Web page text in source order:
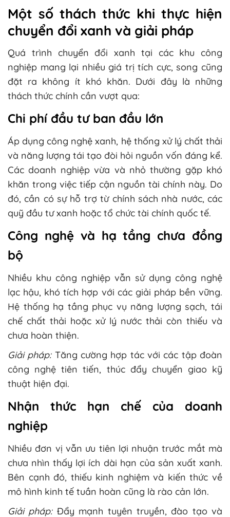
Một số thách thức khi thực hiện
chuyển đổi xanh và giải pháp
Quá trình chuyển đổi xanh tại các khu công
nghiệp mang lại nhiều giá trị tích cực, song cũng
đặt ra không ít khó khăn. Dưới đây là những
thách thức chính cần vượt qua:
Chi phí đầu tư ban đầu lớn
Áp dụng công nghệ xanh, hệ thống xử lý chất thải
và năng lượng tái tạo đòi hỏi nguồn vốn đáng kể.
Các doanh nghiệp vừa và nhỏ thường gặp khó
khăn trong việc tiếp cận nguồn tài chính này. Do
đó, cần có sự hỗ trợ từ chính sách nhà nước, các
quỹ đầu tư xanh hoặc tổ chức tài chính quốc tế.
Công nghệ và hạ tầng chưa đồng
bộ
Nhiều khu công nghiệp vẫn sử dụng công nghệ
lạc hậu, khó tích hợp với các giải pháp bền vững.
Hệ thống hạ tầng phục vụ năng lượng sạch, tái
chế chất thải hoặc xử lý nước thải còn thiếu và
chưa hoàn thiện.
Giải pháp:Tăng cường hợp tác với các tập đoàn
công nghệ tiên tiến, thúc đẩy chuyển giao kỹ
thuật hiện đại.
Nhận thức hạn chế của doanh
nghiệp
Nhiều đơn vị vẫn ưu tiên lợi nhuận trước mắt mà
chưa nhìn thấy lợi ích dài hạn của sản xuất xanh.
Bên cạnh đó, thiếu kinh nghiệm và kiến thức về
mô hình kinh tế tuần hoàn cũng là rào cản lớn.
Giải pháp:Đẩy mạnh tuyên truyền, đào tạo và